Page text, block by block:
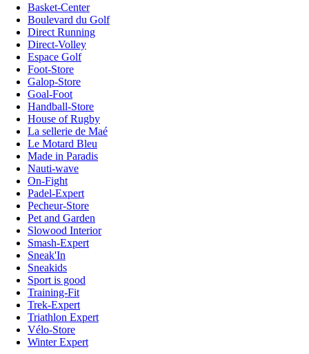
Basket-Center
Boulevard du Golf
Direct Running
Direct-Volley
Espace Golf
Foot-Store
Galop-Store
Goal-Foot
Handball-Store
House of Rugby
La sellerie de Maé
Le Motard Bleu
Made in Paradis
Nauti-wave
On-Fight
Padel-Expert
Pecheur-Store
Pet and Garden
Slowood Interior
Smash-Expert
Sneak'In
Sneakids
Sport is good
Training-Fit
Trek-Expert
Triathlon Expert
Vélo-Store
Winter Expert